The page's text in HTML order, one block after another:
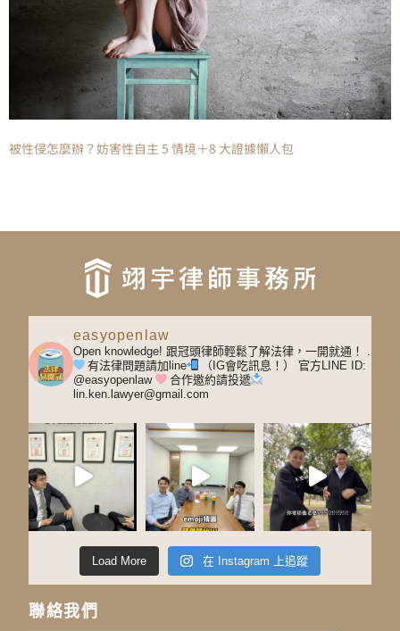
被性侵怎麼辦？妨害性自主 5 情境＋8 大證據懶人包
easyopenlaw
Open knowledge! 跟冠頭律師輕鬆了解法律，一開就通！
有法律問題請加line
（IG會吃訊息！）
官方LINE ID:
@easyopenlaw
合作邀約請投遞
lin.ken.lawyer@gmail.com
Load More 在 Instagram 上追蹤
聯絡我們